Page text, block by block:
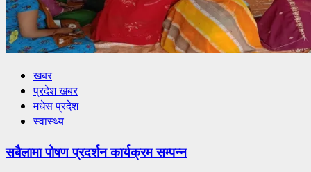
खबर
प्रदेश खबर
मधेस प्रदेश
स्वास्थ्य
सबैलामा पोषण प्रदर्शन कार्यक्रम सम्पन्न